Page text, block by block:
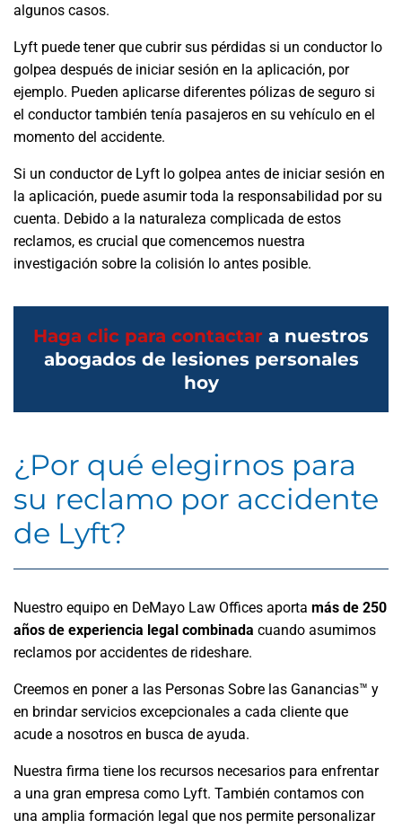
algunos casos.
Lyft puede tener que cubrir sus pérdidas si un conductor lo
golpea después de iniciar sesión en la aplicación, por
ejemplo. Pueden aplicarse diferentes pólizas de seguro si
el conductor también tenía pasajeros en su vehículo en el
momento del accidente.
Si un conductor de Lyft lo golpea antes de iniciar sesión en
la aplicación, puede asumir toda la responsabilidad por su
cuenta. Debido a la naturaleza complicada de estos
reclamos, es crucial que comencemos nuestra
investigación sobre la colisión lo antes posible.
Haga clic para contactar a nuestros
abogados de lesiones personales
hoy
¿Por qué elegirnos para
su reclamo por accidente
de Lyft?
Nuestro equipo en DeMayo Law Offices aporta más de 250
años de experiencia legal combinada cuando asumimos
reclamos por accidentes de rideshare.
Creemos en poner a las Personas Sobre las Ganancias™ y
en brindar servicios excepcionales a cada cliente que
acude a nosotros en busca de ayuda.
Nuestra firma tiene los recursos necesarios para enfrentar
a una gran empresa como Lyft. También contamos con
una amplia formación legal que nos permite personalizar